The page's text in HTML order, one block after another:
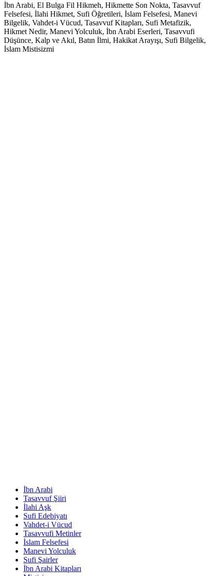
İbn Arabi, El Bulga Fil Hikmeh, Hikmette Son Nokta, Tasavvuf
Felsefesi, İlahi Hikmet, Sufi Öğretileri, İslam Felsefesi, Manevi
Bilgelik, Vahdet-i Vücud, Tasavvuf Kitapları, Sufi Metafizik,
Hikmet Nedir, Manevi Yolculuk, İbn Arabi Eserleri, Tasavvufi
Düşünce, Kalp ve Akıl, Batın İlmi, Hakikat Arayışı, Sufi Bilgelik,
İslam Mistisizmi
İbn Arabi
Tasavvuf Şiiri
İlahi Aşk
Sufi Edebiyatı
Vahdet-i Vücud
Tasavvufi Metinler
İslam Felsefesi
Manevi Yolculuk
Sufi Şairler
İbn Arabi Kitapları